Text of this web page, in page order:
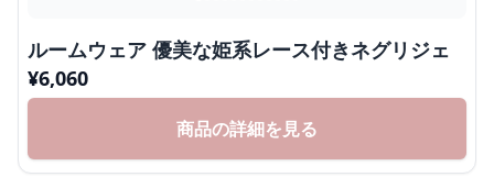
ルームウェア 優美な姫系レース付きネグリジェ
¥6,060
商品の詳細を見る